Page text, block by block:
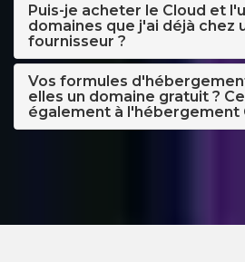
Puis-je acheter le Cloud et
domaines que j'ai déjà chez
fournisseur ?
Vos formules
elles un domaine gratuit ?
également à l'hébergement